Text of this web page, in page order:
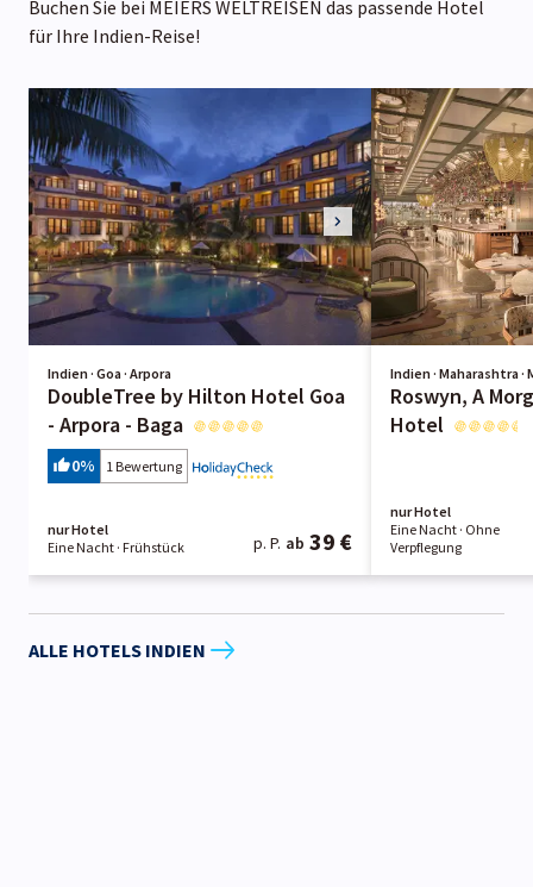
Buchen Sie bei MEIERS WELTREISEN das passende Hotel
für Ihre Indien-Reise!
Indien · Goa · Arpora
DoubleTree by Hilton Hotel Goa
- Arpora - Baga
0% 1 Bewertung
nur Hotel
Eine Nacht · Frühstück p. P. ab 39 €
Indien · Maharashtra ·
Roswyn, A
Hotel
nur Hotel
Eine Nacht · Ohne
Verpflegung
ALLE HOTELS INDIEN